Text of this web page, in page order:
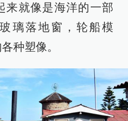
来就像是海洋的一部
璃落地窗，轮船模
种塑像。